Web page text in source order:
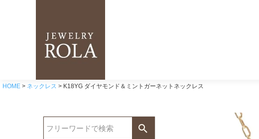
HOME ネックレス K18YG ダイヤモンド＆ミントガーネットネックレス